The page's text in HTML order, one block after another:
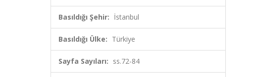
Basıldığı Şehir: İstanbul
Basıldığı Ülke: Türkiye
Sayfa Sayıları: ss.72-84